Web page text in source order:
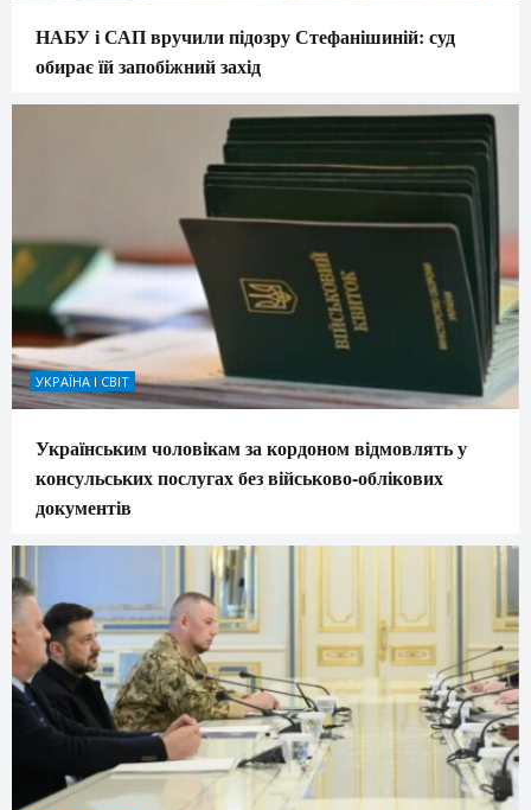
НАБУ і САП вручили підозру Стефанішиній: суд
обирає їй запобіжний захід
УКРАЇНА І СВІТ
Українським чоловікам за кордоном відмовлять у
консульських послугах без військово-облікових
документів